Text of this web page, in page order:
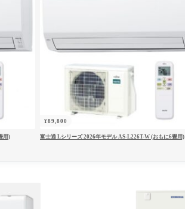
台です。
用)
¥89,800
富士通 Lシリーズ 2026年モデル AS-L226T-W (おもに6畳用)